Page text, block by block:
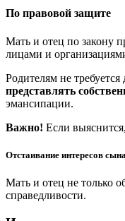
По правовой защите
Мать и отец по закону
лицами и
Родителям не
представлять
эмансипации.
Важно! Если
Отстаивание интересов
Мать и отец не только
справедливости.